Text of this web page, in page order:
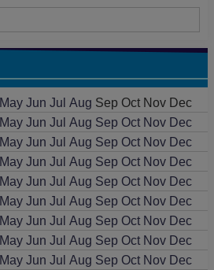
May Jun Jul Aug Sep Oct Nov Dec
May Jun Jul Aug Sep Oct Nov Dec
May Jun Jul Aug Sep Oct Nov Dec
May Jun Jul Aug Sep Oct Nov Dec
May Jun Jul Aug Sep Oct Nov Dec
May Jun Jul Aug Sep Oct Nov Dec
May Jun Jul Aug Sep Oct Nov Dec
May Jun Jul Aug Sep Oct Nov Dec
May Jun Jul Aug Sep Oct Nov Dec